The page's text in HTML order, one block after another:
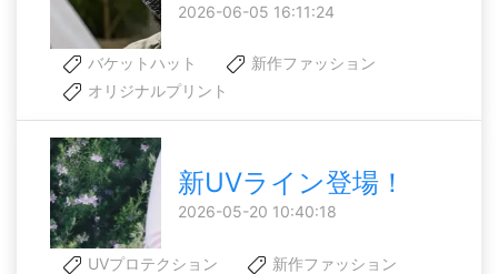
2026-06-05 16:11:24
バケットハット
新作ファッション
オリジナルプリント
新UVライン登場！
2026-05-20 10:40:18
UVプロテクション
新作ファッション